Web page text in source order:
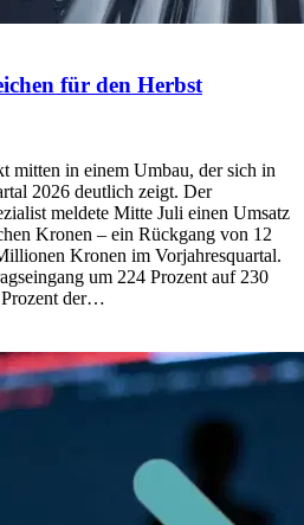
für den Herbst
mitten in einem Umbau, der sich in
2026 deutlich zeigt. Der
meldete Mitte Juli einen Umsatz
Kronen – ein Rückgang von 12
Kronen im Vorjahresquartal.
um 224 Prozent auf 230
der…